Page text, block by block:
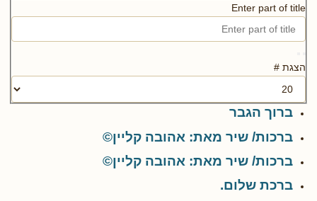
Enter part of title
הצגת #
ברוך הגבר
ברכות/ שיר מאת: אהובה קליין©
ברכות/ שיר מאת: אהובה קליין©
ברכת שלום.